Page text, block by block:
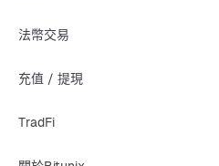
法幣交易
充值 / 提現
TradFi